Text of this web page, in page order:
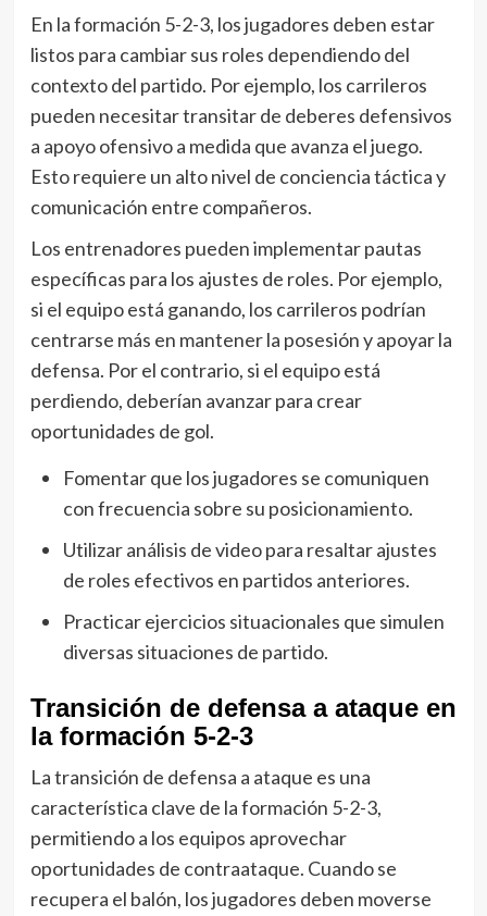
En la formación 5-2-3, los jugadores deben estar
listos para cambiar sus roles dependiendo del
contexto del partido. Por ejemplo, los carrileros
pueden necesitar transitar de deberes defensivos
a apoyo ofensivo a medida que avanza el juego.
Esto requiere un alto nivel de conciencia táctica y
comunicación entre compañeros.
Los entrenadores pueden implementar pautas
específicas para los ajustes de roles. Por ejemplo,
si el equipo está ganando, los carrileros podrían
centrarse más en mantener la posesión y apoyar la
defensa. Por el contrario, si el equipo está
perdiendo, deberían avanzar para crear
oportunidades de gol.
Fomentar que los jugadores se comuniquen
con frecuencia sobre su posicionamiento.
Utilizar análisis de video para resaltar ajustes
de roles efectivos en partidos anteriores.
Practicar ejercicios situacionales que simulen
diversas situaciones de partido.
Transición de defensa a ataque en
la formación 5-2-3
La transición de defensa a ataque es una
característica clave de la formación 5-2-3,
permitiendo a los equipos aprovechar
oportunidades de contraataque. Cuando se
recupera el balón, los jugadores deben moverse